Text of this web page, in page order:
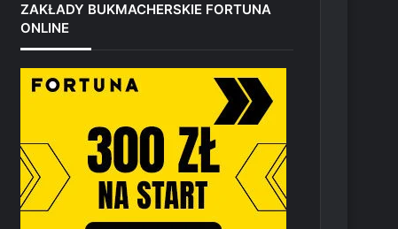
ZAKŁADY BUKMACHERSKIE FORTUNA
ONLINE